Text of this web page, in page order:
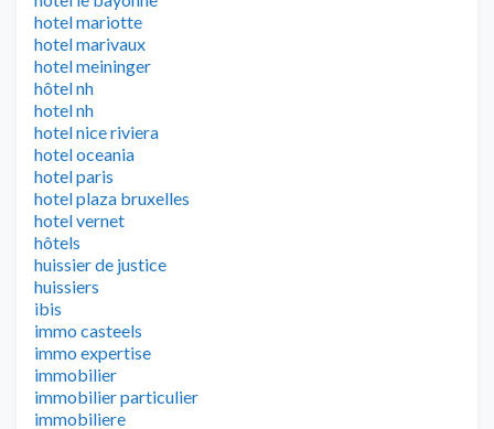
hotel mariotte
hotel marivaux
hotel meininger
hôtel nh
hotel nh
hotel nice riviera
hotel oceania
hotel paris
hotel plaza bruxelles
hotel vernet
hôtels
huissier de justice
huissiers
ibis
immo casteels
immo expertise
immobilier
immobilier particulier
immobiliere